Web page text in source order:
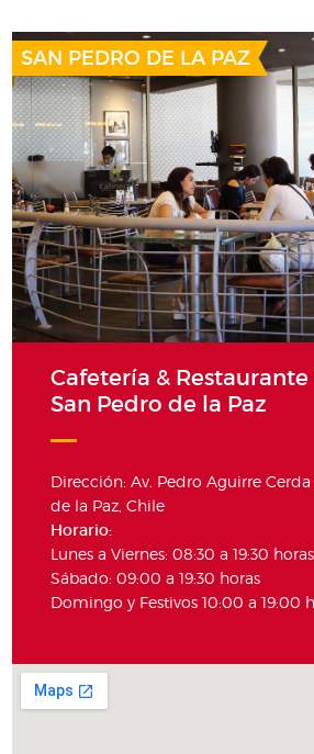
Cafetería & Restaurante
San Pedro de la Paz
Dirección: Av. Pedro Aguirre Cerda
de la Paz, Chile
Horario:
Lunes a Viernes: 08:30 a 19:30 horas
Sábado: 09:00 a 19:30 horas
Domingo y Festivos 10:00 a 19:00
SAN PEDRO DE LA PAZ